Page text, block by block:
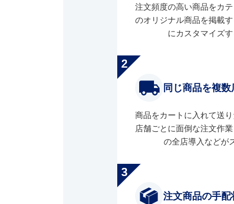
注文頻度の高い商品をカ
のオリジナル商品を掲載
にカスタマイズ
同じ商品を複
商品をカートに入れて送
店舗ごとに面倒な注文作
の全店導入などが
注文商品の手